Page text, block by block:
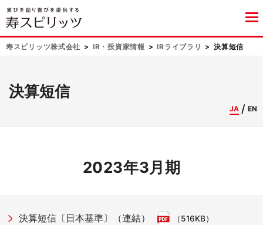
寿スピリッツ株式会社 IR・投資家情報 IRライブラリ 決算短信
決算短信
JA EN
2023年3月期
決算短信〔日本基準〕（連結） （516KB）